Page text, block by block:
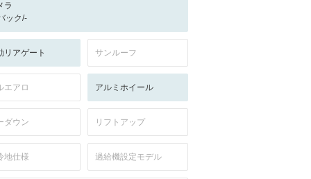
ラ
ック/-
リアゲート サンルーフ
エアロ アルミホイール
ダウン リフトアップ
地仕様 過給機設定モデル